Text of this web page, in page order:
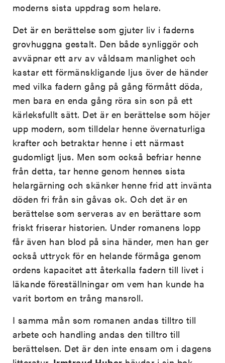
moderns sista uppdrag som helare.
Det är en berättelse som gjuter liv i faderns
grovhuggna gestalt. Den både synliggör och
avväpnar ett arv av våldsam manlighet och
kastar ett förmänskligande ljus över de händer
med vilka fadern gång på gång förmått döda,
men bara en enda gång röra sin son på ett
kärleksfullt sätt. Det är en berättelse som höjer
upp modern, som tilldelar henne övernaturliga
krafter och betraktar henne i ett närmast
gudomligt ljus. Men som också befriar henne
från detta, tar henne genom hennes sista
helargärning och skänker henne frid att invänta
döden fri från sin gåvas ok. Och det är en
berättelse som serveras av en berättare som
friskt friserar historien. Under romanens lopp
får även han blod på sina händer, men han ger
också uttryck för en helande förmåga genom
ordens kapacitet att återkalla fadern till livet i
läkande föreställningar om vem han kunde ha
varit bortom en trång mansroll.
I samma mån som romanen andas tilltro till
arbete och handling andas den tilltro till
berättelsen. Det är den inte ensam om i dagens